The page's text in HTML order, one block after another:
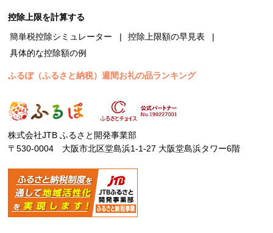
控除上限を計算する
簡単税控除シミュレーター
控除上限額の早見表
具体的な控除額の例
ふるぽ（ふるさと納税）週間お礼の品ランキング
株式会社JTB ふるさと開発事業部
〒530-0004 大阪市北区堂島浜1-1-27 大阪堂島浜タワー6階